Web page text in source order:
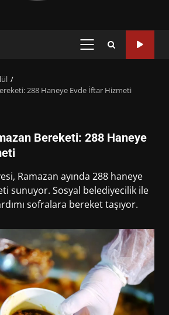
PRIMARY
288 Haneye Evde İftar Hizmeti
Bereketi: 288 Haneye
Ramazan ayında 288 haneye
sunuyor. Sosyal belediyecilik ile
sofralara bereket taşıyor.